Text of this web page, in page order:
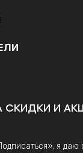
СКИДКИ И
я даю